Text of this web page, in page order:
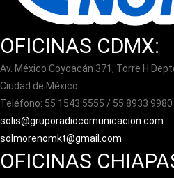
OFICINAS CDMX:
Av. México Coyoacán 371, Torre H
Ciudad de México.
Teléfono: 55 1543 5555 / 55 8933
solis@gruporadiocomunicacion.com
solmorenomkt@gmail.com
OFICINAS